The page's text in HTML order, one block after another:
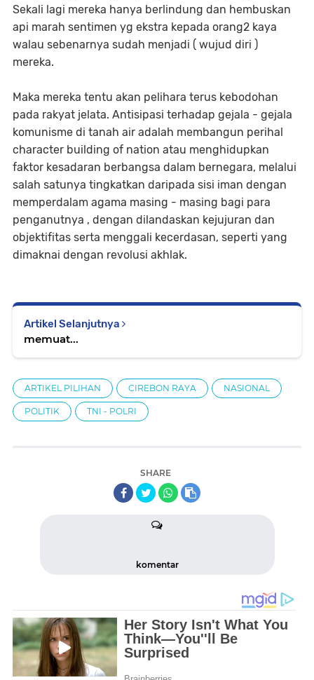
Sekali lagi mereka hanya berlindung dan hembuskan
api marah sentimen yg ekstra kepada orang2 kaya
walau sebenarnya sudah menjadi ( wujud diri )
mereka.
Maka mereka tentu akan pelihara terus kebodohan
pada rakyat jelata. Antisipasi terhadap gejala - gejala
komunisme di tanah air adalah membangun perihal
character building of nation atau menghidupkan
faktor kesadaran berbangsa dalam bernegara, melalui
salah satunya tingkatkan daripada sisi iman dengan
memperdalam agama masing - masing bagi para
penganutnya , dengan dilandaskan kejujuran dan
objektifitas serta menggali kecerdasan, seperti yang
dimaknai dengan revolusi akhlak.
Artikel Selanjutnya
memuat...
ARTIKEL PILIHAN CIREBON RAYA NASIONAL
POLITIK TNI - POLRI
SHARE
komentar